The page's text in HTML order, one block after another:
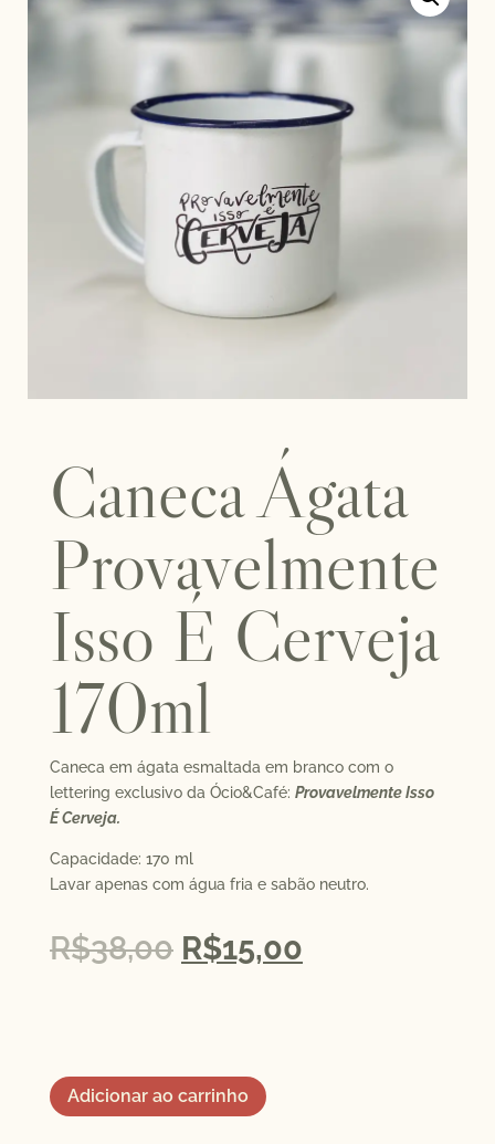
Caneca Ágata
Provavelmente
Isso É Cerveja
170ml
Caneca em ágata esmaltada em branco com o
lettering exclusivo da Ócio&Café: Provavelmente Isso
É Cerveja.
Capacidade: 170 ml
Lavar apenas com água fria e sabão neutro.
R$38,00 R$15,00
Adicionar ao carrinho